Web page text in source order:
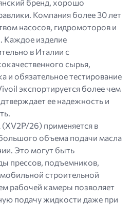
бренд, хорошо
Компания более 30 лет
насосов, гидромоторов и
Каждое изделие
в Италии с
сырья,
и обязательное тестирование
экспортируется более чем
ее надежность и
26) применяется в
объема подачи масла
Это могут быть
прессов, подъемников,
строительной
рабочей камеры позволяет
подачу жидкости даже при